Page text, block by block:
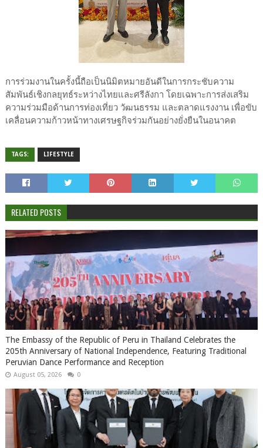
การร่วมงานในครั้งนี้ถือเป็นนิมิตหมายอันดีในการกระชับความ
สัมพันธ์เชิงกลยุทธ์ระหว่างไทยและศรีลังกา โดยเฉพาะการส่งเสริม
ความร่วมมือด้านการท่องเที่ยว วัฒนธรรม และตลาดแรงงาน เพื่อขับ
เคลื่อนความก้าวหน้าทางเศรษฐกิจร่วมกันอย่างยั่งยืนในอนาคต
TAGS: LIFESTYLE
RELATED POSTS
The Embassy of the Republic of Peru in Thailand Celebrates the
205th Anniversary of National Independence, Featuring Traditional
Peruvian Dance Performance and Reception
August 05, 2026 0